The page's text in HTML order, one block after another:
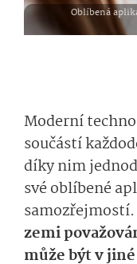
Moderní
součástí
díky nim
své oblíbené
samozřejmostí.
zemi
může být v